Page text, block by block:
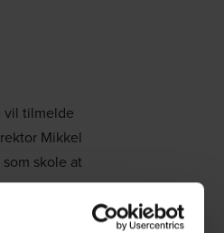
vil tilmelde
Mikkel
skole at